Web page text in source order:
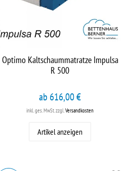
Optimo Kaltschaummatratze Impulsa
R 500
ab 616,00 €
inkl. ges. MwSt.zzgl.Versandkosten
Artikel anzeigen